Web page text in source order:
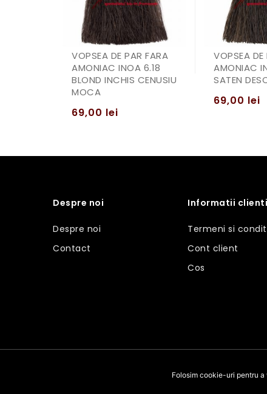
VOPSEA DE PAR FARA
AMONIAC INOA 6.18
BLOND INCHIS CENUSIU
MOCA
69,00 lei
VOPSEA
AMONIAC
SATEN
69,00 lei
Despre noi
Despre noi
Contact
Informatii clienti
Termeni si
Cont client
Cos
Folosim cookie-uri pentru